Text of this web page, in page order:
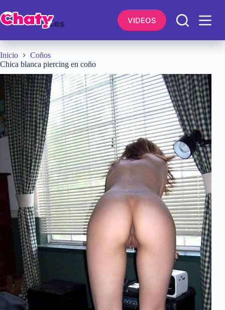
al
contenido
VIDEOS
Inicio
Coños
Chica blanca piercing en coño